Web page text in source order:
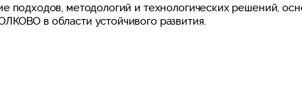
подходов, методологий и технологических решений,
в области устойчивого развития.